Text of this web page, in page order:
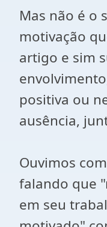
Mas não é o
motivação
artigo e sim
positiva ou
ausência,
Ouvimos
falando que
em seu